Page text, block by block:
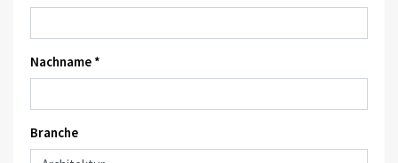
Nachname *
Branche